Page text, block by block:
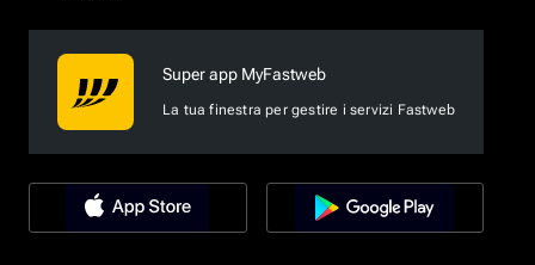
Super app MyFastweb
La tua finestra per gestire i servizi Fastweb